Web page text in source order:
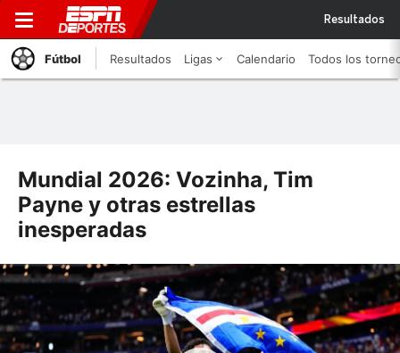
Resultados
Fútbol Resultados Ligas Calendario Todos los
Mundial 2026: Vozinha, Tim
Payne y otras estrellas
inesperadas